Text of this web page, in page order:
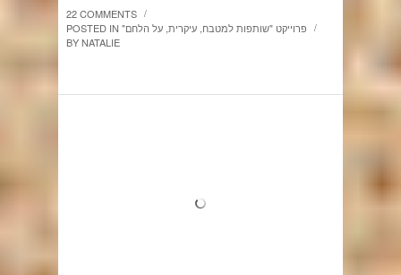
22 COMMENTS /
POSTED IN "פרוייקט "שותפות למטבח עיקרית על הלחם /
BYNATALIE